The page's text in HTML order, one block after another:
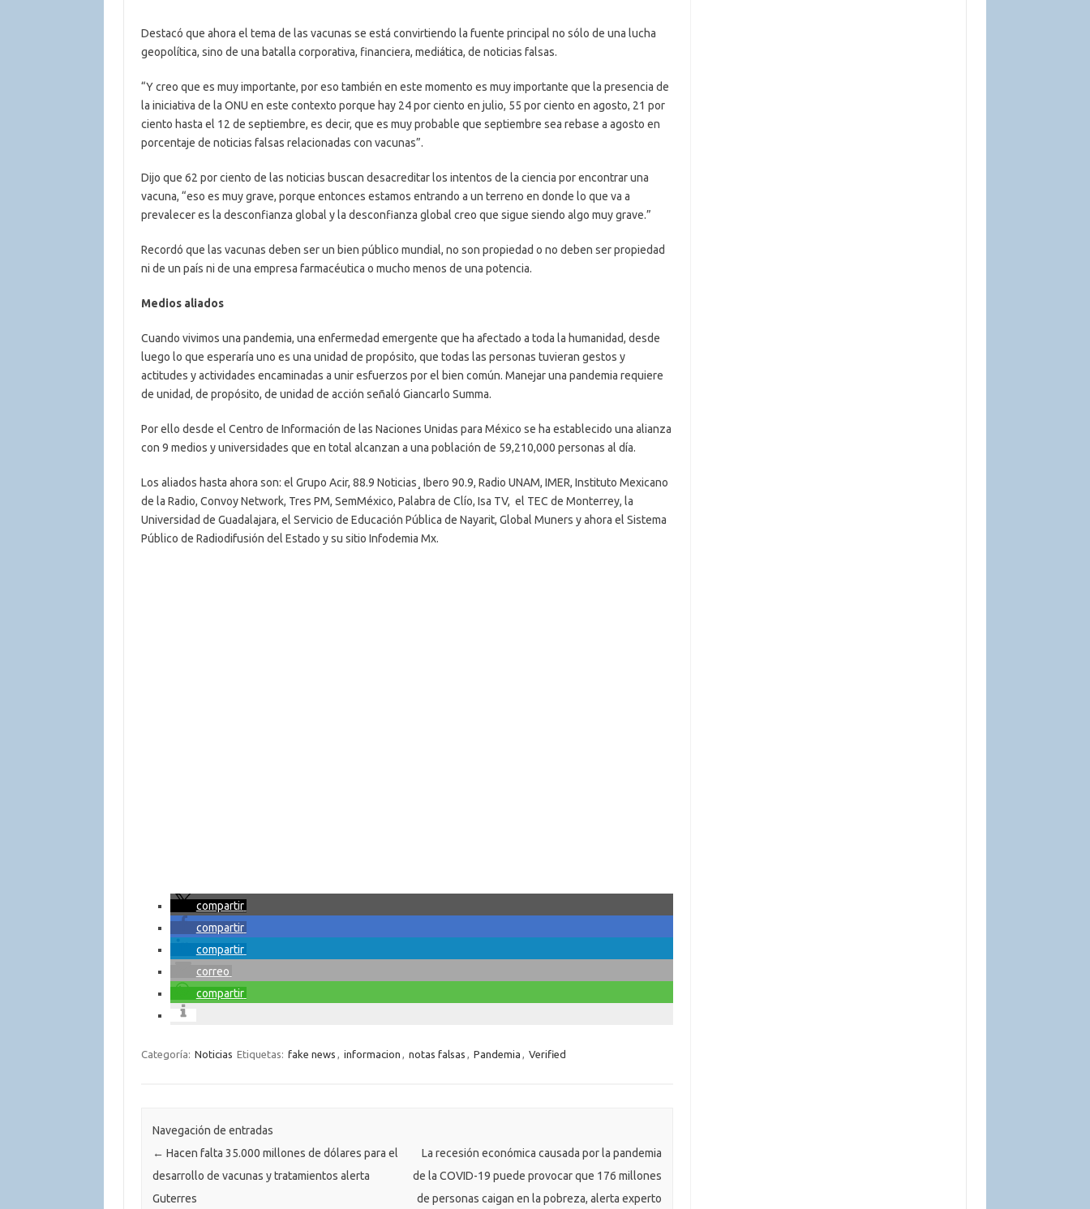
Destacó que ahora el tema de las vacunas se está convirtiendo la fuente principal no sólo de una lucha
geopolítica, sino de una batalla corporativa, financiera, mediática, de noticias falsas.
“Y creo que es muy importante, por eso también en este momento es muy importante que la presencia de
la iniciativa de la ONU en este contexto porque hay 24 por ciento en julio, 55 por ciento en agosto, 21 por
ciento hasta el 12 de septiembre, es decir, que es muy probable que septiembre sea rebase a agosto en
porcentaje de noticias falsas relacionadas con vacunas”.
Dijo que 62 por ciento de las noticias buscan desacreditar los intentos de la ciencia por encontrar una
vacuna, “eso es muy grave, porque entonces estamos entrando a un terreno en donde lo que va a
prevalecer es la desconfianza global y la desconfianza global creo que sigue siendo algo muy grave.”
Recordó que las vacunas deben ser un bien público mundial, no son propiedad o no deben ser propiedad
ni de un país ni de una empresa farmacéutica o mucho menos de una potencia.
Medios aliados
Cuando vivimos una pandemia, una enfermedad emergente que ha afectado a toda la humanidad, desde
luego lo que esperaría uno es una unidad de propósito, que todas las personas tuvieran gestos y
actitudes y actividades encaminadas a unir esfuerzos por el bien común. Manejar una pandemia requiere
de unidad, de propósito, de unidad de acción señaló Giancarlo Summa.
Por ello desde el Centro de Información de las Naciones Unidas para México se ha establecido una alianza
con 9 medios y universidades que en total alcanzan a una población de 59,210,000 personas al día.
Los aliados hasta ahora son: el Grupo Acir, 88.9 Noticias¸ Ibero 90.9, Radio UNAM, IMER, Instituto Mexicano
de la Radio, Convoy Network, Tres PM, SemMéxico, Palabra de Clío, Isa TV, el TEC de Monterrey, la
Universidad de Guadalajara, el Servicio de Educación Pública de Nayarit, Global Muners y ahora el Sistema
Público de Radiodifusión del Estado y su sitio Infodemia Mx.
compartir
compartir
compartir
correo
compartir
Categoría: Noticias Etiquetas: fake news , informacion , notas falsas , Pandemia , Verified
Navegación de entradas
← Hacen falta 35.000 millones de dólares para el
desarrollo de vacunas y tratamientos alerta
Guterres
La recesión económica causada por la pandemia
de la COVID-19 puede provocar que 176 millones
de personas caigan en la pobreza, alerta experto